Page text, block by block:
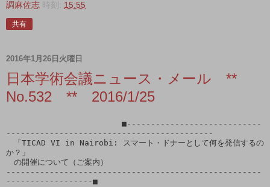
調麻佐志 時刻: 15:55
共有
2016年1月26日火曜日
日本学術会議ニュース・メール **
No.532 ** 2016/1/25
-------------------------------------------
「TICAD VI in Nairobi: スマート・ドナーとして何を発信するの
か？」
の開催について（ご案内）
-----------------------------------------------------
------------------■